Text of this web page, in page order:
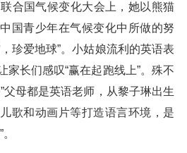
合国气候变化大会上，她以熊猫
国青少年在气候变化中所做的努
珍爱地球”。小姑娘流利的英语表
家长们感叹“赢在起跑线上”。殊不
父母都是英语老师，从黎子琳出生
歌和动画片等打造语言环境，是